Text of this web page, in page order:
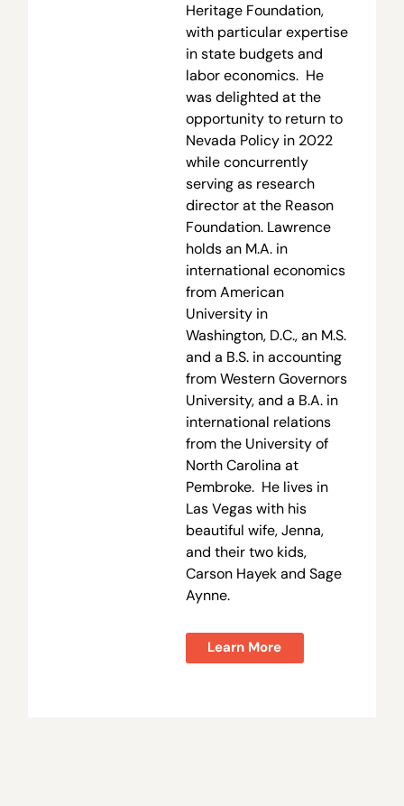
Heritage Foundation,
with particular expertise
in state budgets and
labor economics. He
was delighted at the
opportunity to return to
Nevada Policy in 2022
while concurrently
serving as research
director at the Reason
Foundation. Lawrence
holds an M.A. in
international economics
from American
University in
Washington, D.C., an M.S.
and a B.S. in accounting
from Western Governors
University, and a B.A. in
international relations
from the University of
North Carolina at
Pembroke. He lives in
Las Vegas with his
beautiful wife, Jenna,
and their two kids,
Carson Hayek and Sage
Aynne.
Learn More